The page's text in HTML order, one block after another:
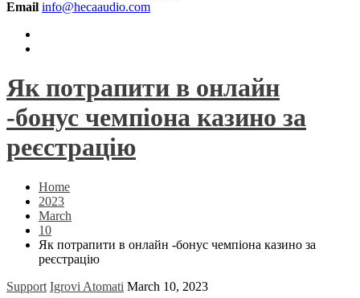
Email info@hecaaudio.com
Як потрапити в онлайн
-бонус чемпіона казино за
реєстрацію
Home
2023
March
10
Як потрапити в онлайн -бонус чемпіона казино за
реєстрацію
Support Igrovi Atomati March 10, 2023